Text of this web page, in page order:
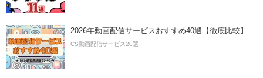
2026年動画配信サービスおすすめ40選【徹底比較】
CS動画配信サービス20選